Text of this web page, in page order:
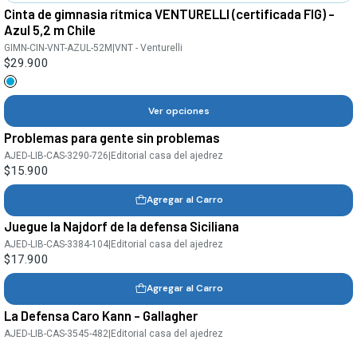
Cinta de gimnasia rítmica VENTURELLI (certificada FIG) -
Azul 5,2 m Chile
GIMN-CIN-VNT-AZUL-52M|VNT - Venturelli
$29.900
Ver opciones
Problemas para gente sin problemas
AJED-LIB-CAS-3290-726|Editorial casa del ajedrez
$15.900
Agregar al Carro
Juegue la Najdorf de la defensa Siciliana
AJED-LIB-CAS-3384-104 Editorial casa del ajedrez
$17.900
Agregar al Carro
La Defensa Caro Kann - Gallagher
AJED-LIB-CAS-3545-482|Editorial casa del ajedrez